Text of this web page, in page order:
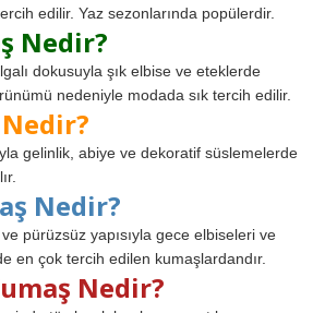
edilir. Yaz sezonlarında popülerdir.
Nedir?
dokusuyla şık elbise ve eteklerde
nedeniyle modada sık tercih edilir.
gelinlik, abiye ve dekoratif süslemelerde
Nedir?
pürüzsüz yapısıyla gece elbiseleri ve
en çok tercih edilen kumaşlardandır.
Nedir?